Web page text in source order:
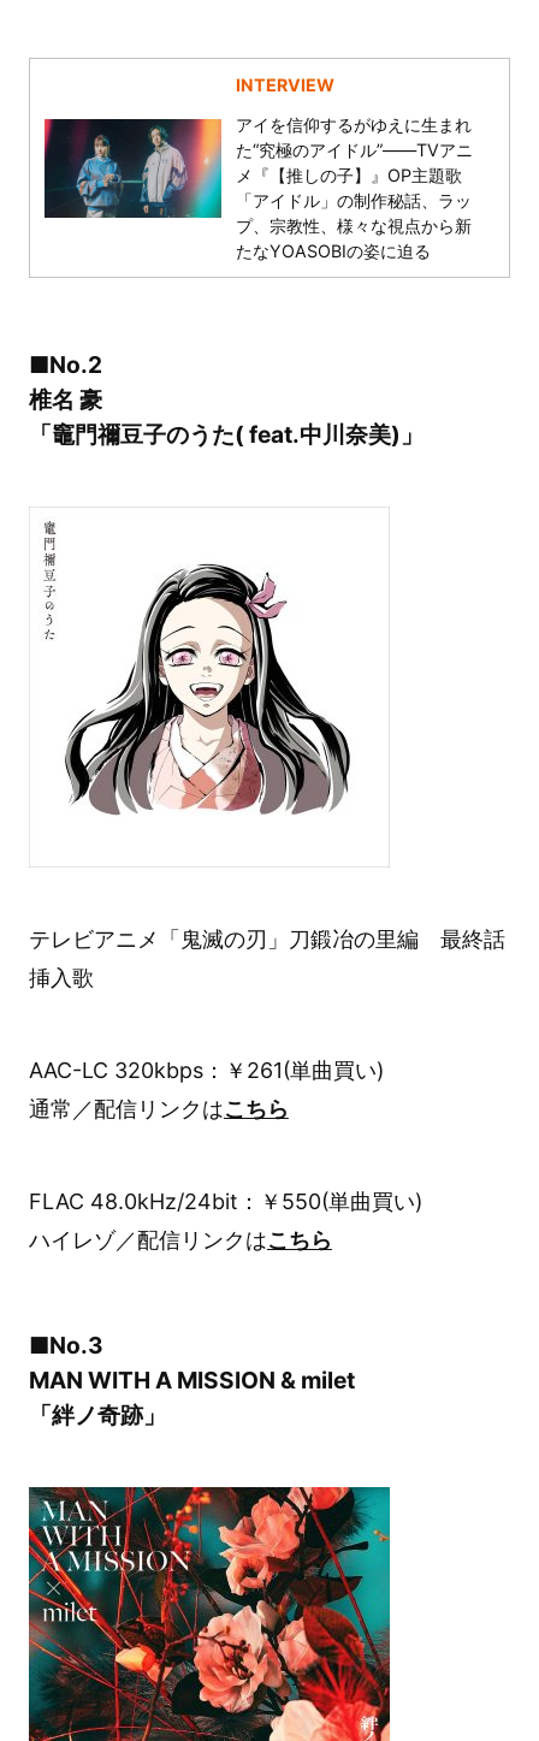
INTERVIEW
アイを信仰するがゆえに生まれ
た“究極のアイドル”――TVアニ
メ『【推しの子】』OP主題歌
「アイドル」の制作秘話、ラッ
プ、宗教性、様々な視点から新
たなYOASOBIの姿に迫る
■No.2
椎名 豪
「竈門禰豆子のうた( feat.中川奈美)」
テレビアニメ「鬼滅の刃」刀鍛冶の里編 最終話
挿入歌
AAC-LC 320kbps：￥261(単曲買い)
通常／配信リンクはこちら
FLAC 48.0kHz/24bit：￥550(単曲買い)
ハイレゾ／配信リンクはこちら
■No.3
MAN WITH A MISSION & milet
「絆ノ奇跡」